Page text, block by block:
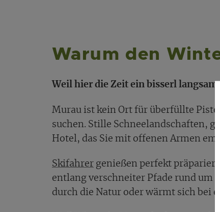
Warum den
Weil hier die Zeit ein bisserl
Murau ist kein Ort für überfüllte
suchen. Stille Schneelandschaften,
Hotel, das Sie mit offenen Armen
Skifahrer genießen perfekt
entlang verschneiter Pfade rund um
durch die Natur oder wärmt sich bei